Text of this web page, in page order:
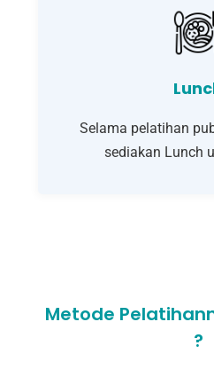
Selama pelatihan
sediakan Lunch
Metode
?